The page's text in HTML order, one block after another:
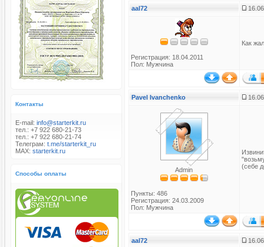
Контакты
E-mail: info@starterkit.ru
тел.: +7 922 680-21-73
тел.: +7 922 680-21-74
Телеграм: t.me/starterkit_ru
MAX: starterkit.ru
Способы оплаты
aal72
Регистрация: 18.04.2011
Пол: Мужчина
Как
Pavel Ivanchenko
Admin
Пункты: 486
Регистрация: 24.03.2009
Пол: Мужчина
(себе
aal72